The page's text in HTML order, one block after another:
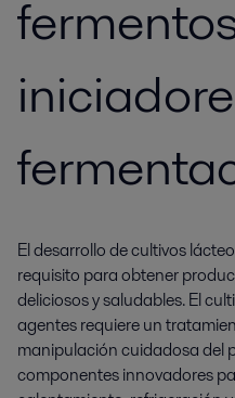
El desarrollo de cultivos
requisito para obtener
deliciosos y saludables. El
agentes requiere un
manipulación cuidadosa del
componentes innovadores